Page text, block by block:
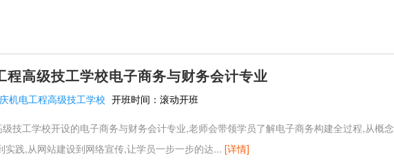
程高级技工学校电子商务与财务会计专业
机电工程高级技工学校 开班时间： 滚动开班
技工学校开设的电子商务与财务会计专业,老师会带领学员了解电子商务构建全过程,从概念
实践,从网站建设到网络宣传,让学员一步一步的达... [详情]